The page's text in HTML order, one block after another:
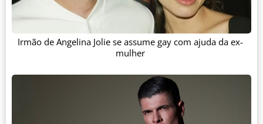
Irmão de Angelina Jolie se assume gay com ajuda da ex-
mulher